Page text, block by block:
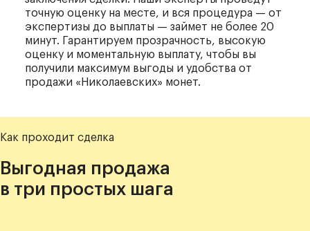
точную оценку на месте, и вся процедура — от
экспертизы до выплаты — займет не более 20
минут. Гарантируем прозрачность, высокую
оценку и моментальную выплату, чтобы вы
получили максимум выгоды и удобства от
продажи «Николаевских» монет.
Как проходит сделка
Выгодная продажа
в три простых шага